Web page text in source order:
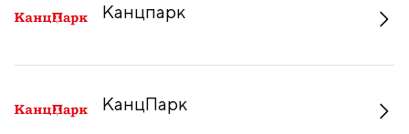
Канцпарк
КанцПарк